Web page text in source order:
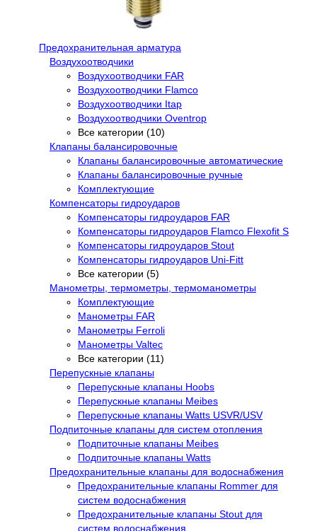
Предохранительная арматура
Воздухоотводчики
Воздухоотводчики FAR
Воздухоотводчики Flamco
Воздухоотводчики Itap
Воздухоотводчики Oventrop
Все категории (10)
Клапаны балансировочные
Клапаны балансировочные автоматические
Клапаны балансировочные ручные
Комплектующие
Компенсаторы гидроударов
Компенсаторы гидроударов FAR
Компенсаторы гидроударов Flamco Flexofit S
Компенсаторы гидроударов Stout
Компенсаторы гидроударов Uni-Fitt
Все категории (5)
Манометры, термометры, термоманометры
Комплектующие
Манометры FAR
Манометры Ferroli
Манометры Valtec
Все категории (11)
Перепускные клапаны
Перепускные клапаны Hoobs
Перепускные клапаны Meibes
Перепускные клапаны Watts USVR/USV
Подпиточные клапаны для систем отопления
Подпиточные клапаны Meibes
Подпиточные клапаны Watts
Предохранительные клапаны для водоснабжения
Предохранительные клапаны Rommer для
систем водоснабжения
Предохранительные клапаны Stout для
систем водоснабжения